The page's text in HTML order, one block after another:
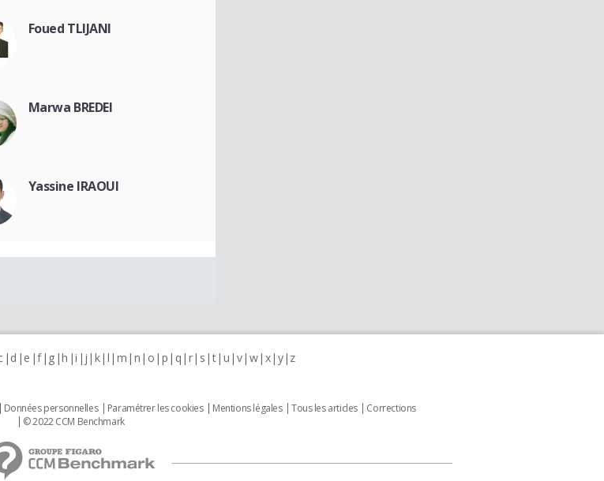
Foued TLIJANI
Marwa BREDEI
Yassine IRAOUI
d e f g h i j k l m n o p q r s t u v w x y z
Données personnelles Paramétrer les cookies Mentions légales Tous les articles
Corrections
© 2022 CCM Benchmark